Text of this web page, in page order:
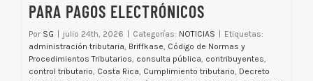
PARA PAGOS ELECTRÓNICOS
Por SG julio 24th, 2026 Categorías: NOTICIAS
Etiquetas:
administración tributaria, Briffkase, Código de Normas y
Procedimientos Tributarios, consulta pública, contribuyentes,
control tributario, Costa Rica, Cumplimiento tributario, Decreto